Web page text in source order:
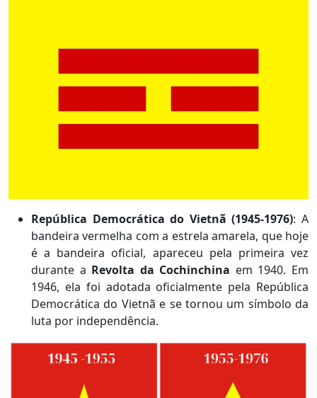
República Democrática do Vietnã (1945-1976): A
bandeira vermelha com a estrela amarela, que hoje
é a bandeira oficial, apareceu pela primeira vez
durante a Revolta da Cochinchina em 1940. Em
1946, ela foi adotada oficialmente pela República
Democrática do Vietnã e se tornou um símbolo da
luta por independência.